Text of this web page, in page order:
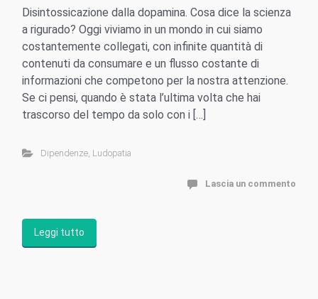
Disintossicazione dalla dopamina. Cosa dice la scienza
a rigurado? Oggi viviamo in un mondo in cui siamo
costantemente collegati, con infinite quantità di
contenuti da consumare e un flusso costante di
informazioni che competono per la nostra attenzione.
Se ci pensi, quando è stata l’ultima volta che hai
trascorso del tempo da solo con i […]
Dipendenze, Ludopatia
Lascia un commento
Leggi tutto